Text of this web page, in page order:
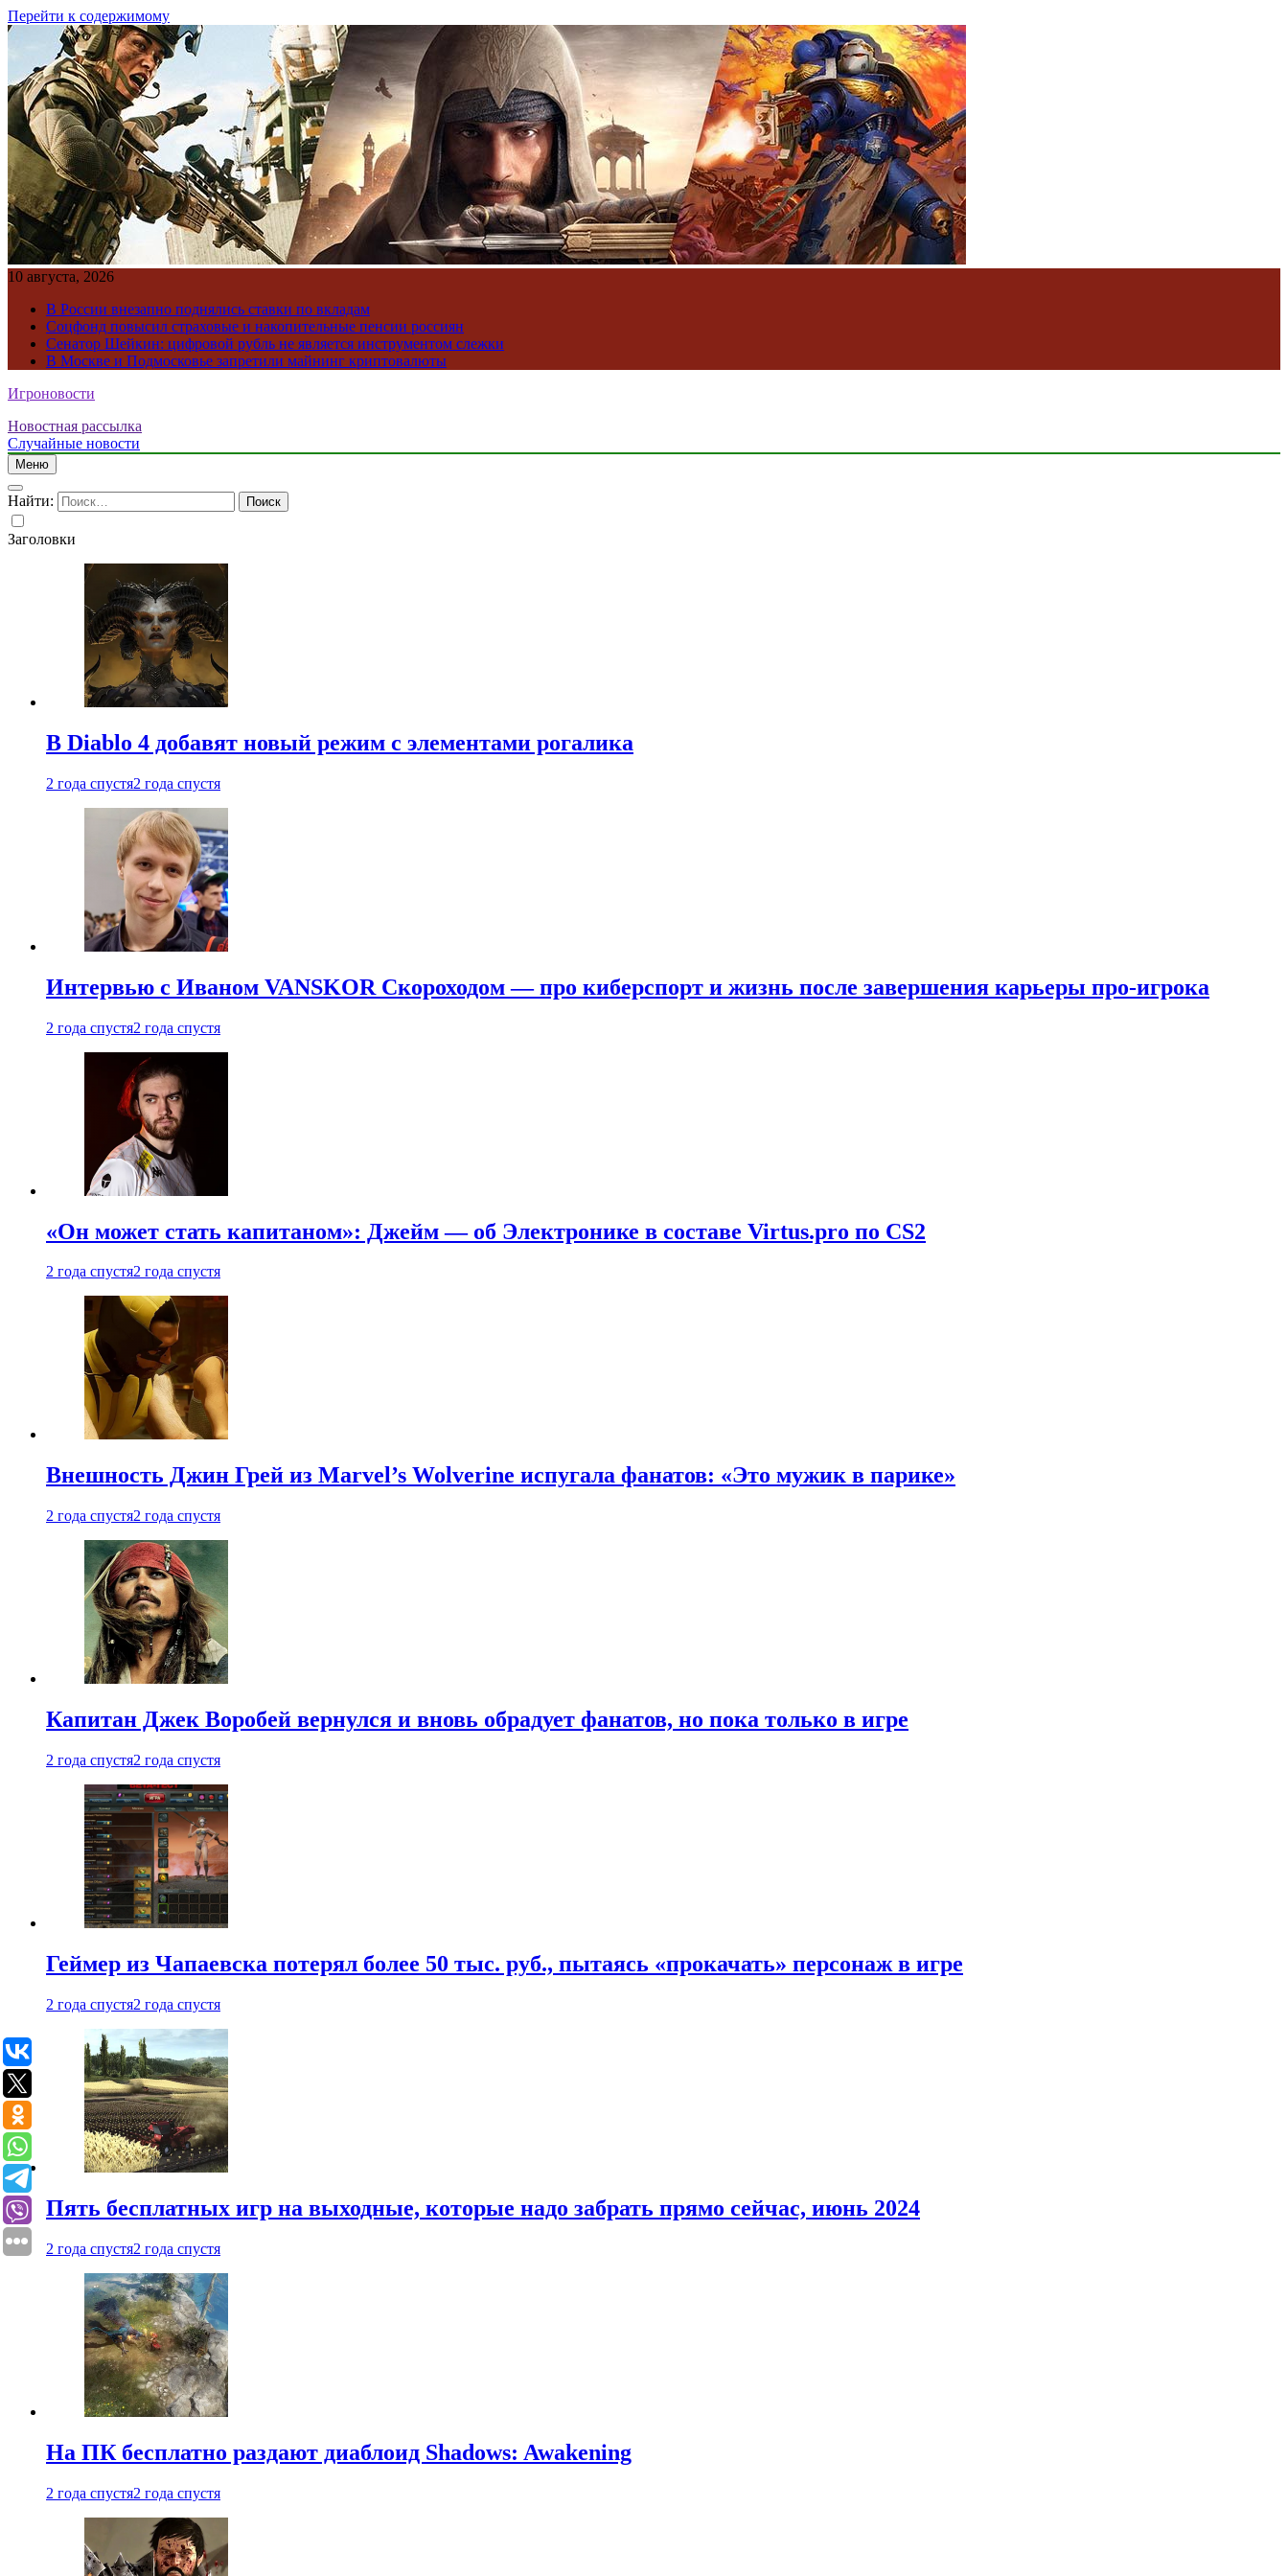
Перейти к содержимому
10 августа, 2026
В России внезапно поднялись ставки по вкладам
Соцфонд повысил страховые и накопительные пенсии россиян
Сенатор Шейкин: цифровой рубль не является инструментом слежки
В Москве и Подмосковье запретили майнинг криптовалюты
Игроновости
Новостная рассылка
Случайные новости
Меню
Найти:
Заголовки
В Diablo 4 добавят новый режим с элементами рогалика
2 года спустя2 года спустя
Интервью с Иваном VANSKOR Скороходом — про киберспорт и жизнь после завершения карьеры про-игрока
2 года спустя2 года спустя
«Он может стать капитаном»: Джейм — об Электронике в составе Virtus.pro по CS2
2 года спустя2 года спустя
Внешность Джин Грей из Marvel’s Wolverine испугала фанатов: «Это мужик в парике»
2 года спустя2 года спустя
Капитан Джек Воробей вернулся и вновь обрадует фанатов, но пока только в игре
2 года спустя2 года спустя
Геймер из Чапаевска потерял более 50 тыс. руб., пытаясь «прокачать» персонаж в игре
2 года спустя2 года спустя
Пять бесплатных игр на выходные, которые надо забрать прямо сейчас, июнь 2024
2 года спустя2 года спустя
На ПК бесплатно раздают диаблоид Shadows: Awakening
2 года спустя2 года спустя